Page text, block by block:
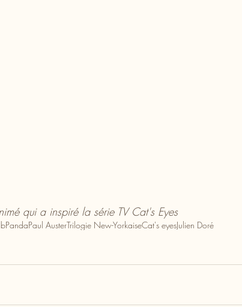
qui a inspiré la série TV Cat's Eyes
PandaPaul AusterTrilogie New-YorkaiseCat's eyesJulien Doré